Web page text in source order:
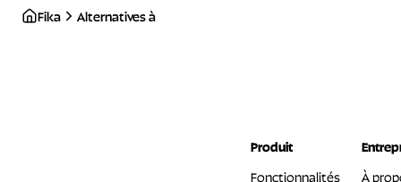
Fika Alternatives à
Produit
Fonctionnalités
À